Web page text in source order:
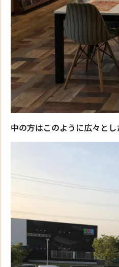
中の方はこのように広々と